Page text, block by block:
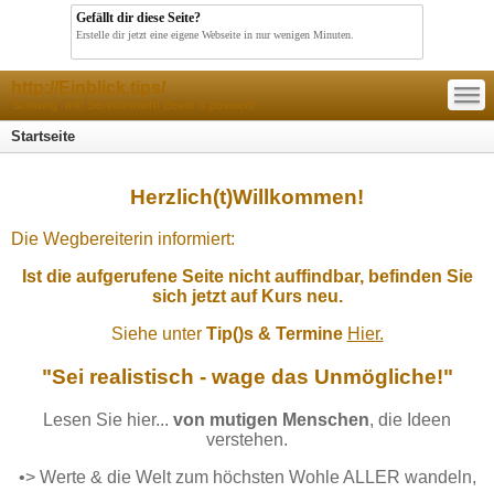
Gefällt dir diese Seite?
Erstelle dir jetzt eine eigene Webseite in nur wenigen Minuten.
http://Einblick.tips/ —
—
—
Startseite
Herzlich(t)Willkommen!
Die Wegbereiterin informiert:
Ist die aufgerufene Seite nicht auffindbar, befinden Sie
sich jetzt auf Kurs neu.
Siehe unter Tip()s & Termine Hier.
"Sei realistisch - wage das Unmögliche!"
Lesen Sie hier... von mutigen Menschen, die Ideen
verstehen.
•> Werte & die Welt zum höchsten Wohle ALLER wandeln,